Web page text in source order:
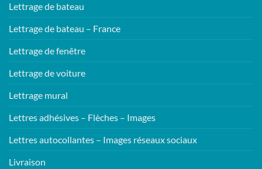
Lettrage de bateau
Lettrage de bateau – France
Lettrage de fenêtre
Lettrage de voiture
Lettrage mural
Lettres adhésives – Flèches – Images
Lettres autocollantes – Images réseaux sociaux
Livraison